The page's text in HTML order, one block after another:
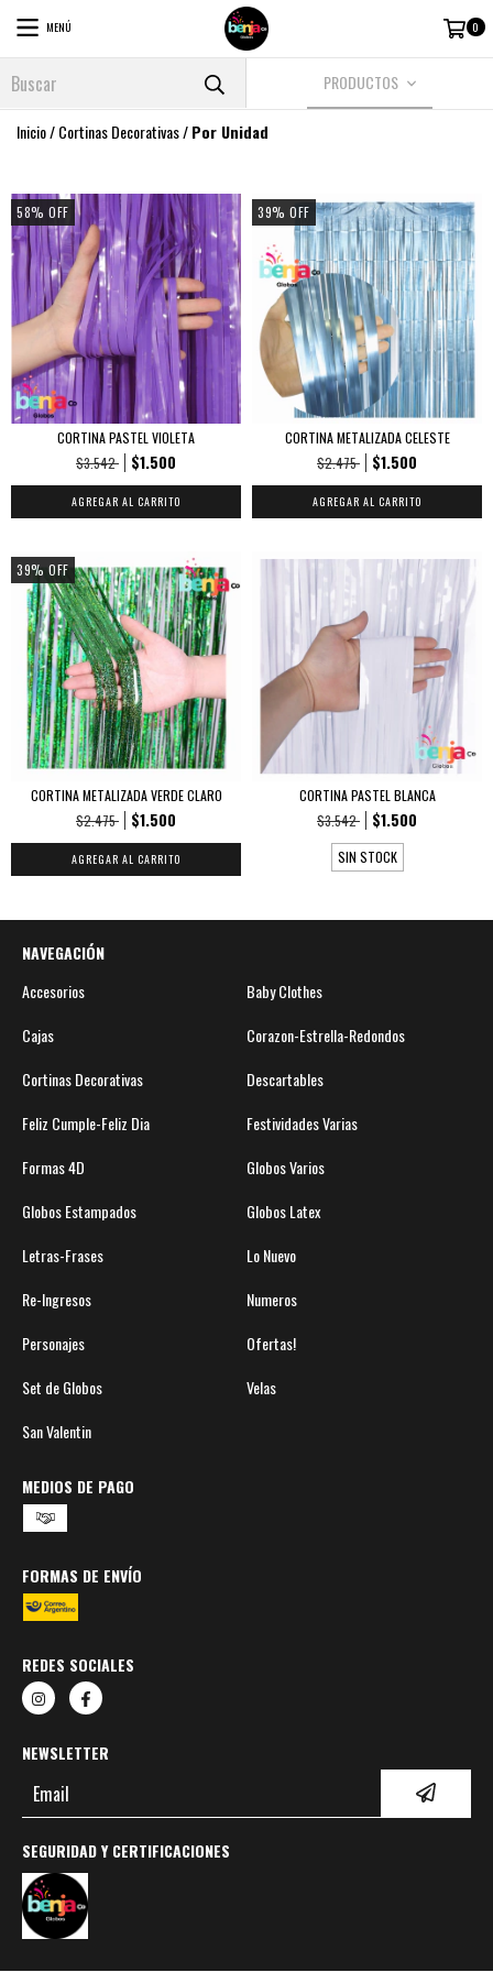
MENÚ 0
PRODUCTOS
Inicio/Cortinas Decorativas/Por Unidad
58% OFF
CORTINA PASTEL VIOLETA
$3.542
$1.500
39% OFF
CORTINA METALIZADA CELESTE
$2.475
$1.500
39% OFF
CORTINA METALIZADA VERDE CLARO
$2.475
$1.500
CORTINA PASTEL BLANCA
$3.542
$1.500
SIN STOCK
NAVEGACIÓN
Accesorios
Baby Clothes
Cajas
Corazon-Estrella-Redondos
Cortinas Decorativas
Descartables
Feliz Cumple-Feliz Dia
Festividades Varias
Formas 4D
Globos Varios
Globos Estampados
Globos Latex
Letras-Frases
Lo Nuevo
Re-Ingresos
Numeros
Personajes
Ofertas!
Set de Globos
Velas
San Valentin
MEDIOS DE PAGO
FORMAS DE ENVÍO
REDES SOCIALES
NEWSLETTER
SEGURIDAD Y CERTIFICACIONES